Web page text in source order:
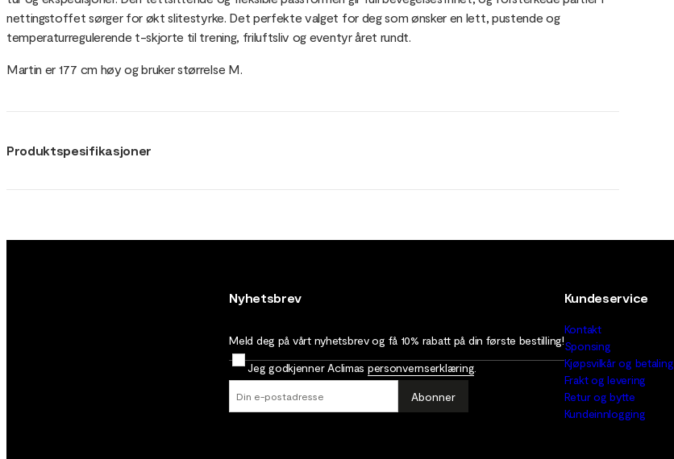
nettingstoffet sørger for økt slitestyrke. Det perfekte valget for deg som ønsker en lett, pustende og
temperaturregulerende t-skjorte til trening, friluftsliv og eventyr året rundt.
Martin er 177 cm høy og bruker størrelse M.
Produktspesifikasjoner
Nyhetsbrev
Meld deg på vårt nyhetsbrev og få 10% rabatt på din første bestilling!
Jeg godkjenner Aclimas personvernserklæring
Abonner
Kundeservice
Kontakt
Sponsing
Kjøpsvilkår og betaling
Frakt og levering
Retur og bytte
Kundeinnlogging